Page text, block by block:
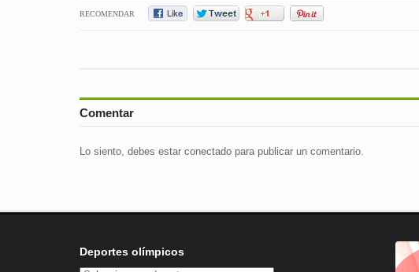
RECOMENDAR
Comentar
Lo siento, debes estar conectadopara publicar un comentario.
Deportes olímpicos